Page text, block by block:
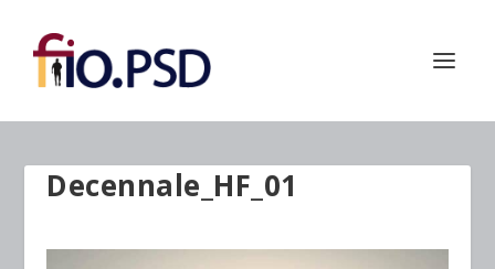
Decennale_HF_01